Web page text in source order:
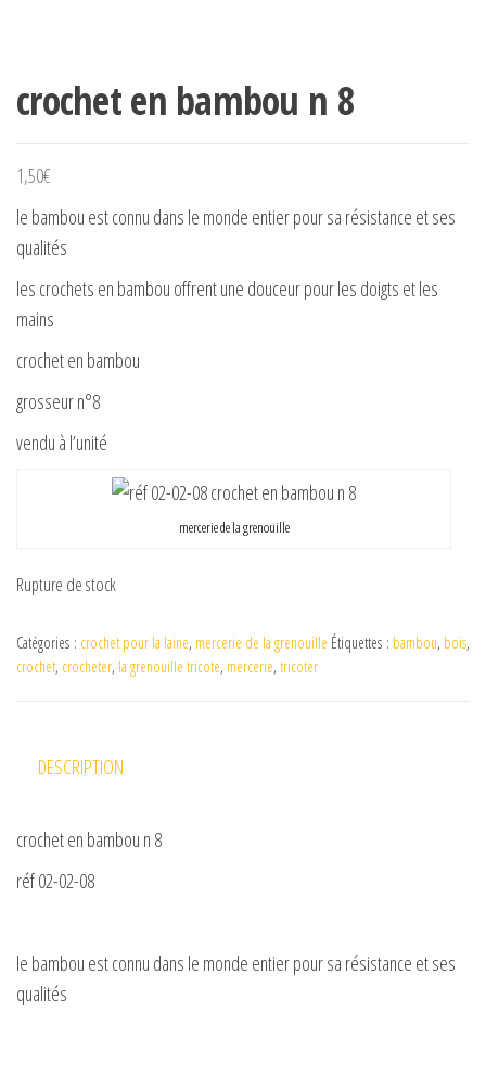
crochet en bambou n 8
1,50€
le bambou est connu dans le monde entier pour sa résistance et ses
qualités
les crochets en bambou offrent une douceur pour les doigts et les
mains
crochet en bambou
grosseur n°8
vendu à l’unité
mercerie de la grenouille
Rupture de stock
Catégories : crochet pour la laine, mercerie de la grenouille Étiquettes : bambou, bois,
crochet, crocheter, la grenouille tricote, mercerie, tricoter
DESCRIPTION
crochet en bambou n 8
réf 02-02-08
le bambou est connu dans le monde entier pour sa résistance et ses
qualités